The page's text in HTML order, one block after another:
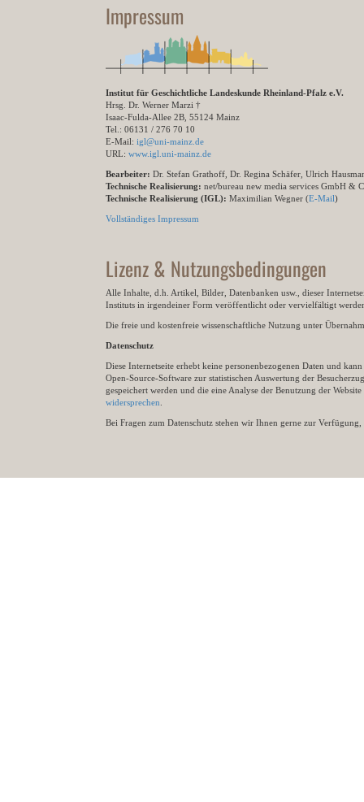
Impressum
Institut für Geschichtliche Landeskunde Rheinland-Pfalz e.V.
Hrsg. Dr. Werner Marzi †
Isaac-Fulda-Allee 2B, 55124 Mainz
Tel.: 06131 / 276 70 10
E-Mail: igl@uni-mainz.de
URL: www.igl.uni-mainz.de
Bearbeiter: Dr. Stefan Grathoff, Dr. Regina Schäfer, Ulrich
Technische Realisierung: net/bureau new media services GmbH &
Technische Realisierung (IGL): Maximilian Wegner (E-Mail)
Vollständiges Impressum
Lizenz & Nutzungsbedingungen
Alle Inhalte, d.h. Artikel, Bilder, Datenbanken usw., dieser
Instituts in irgendeiner Form veröffentlicht oder vervielfältigt
Die freie und kostenfreie wissenschaftliche Nutzung unter
Datenschutz
Diese Internetseite erhebt keine personenbezogenen Daten und
Open-Source-Software zur statistischen Auswertung der
gespeichert werden und die eine Analyse der Benutzung der
widersprechen
Bei Fragen zum Datenschutz stehen wir Ihnen gerne zur